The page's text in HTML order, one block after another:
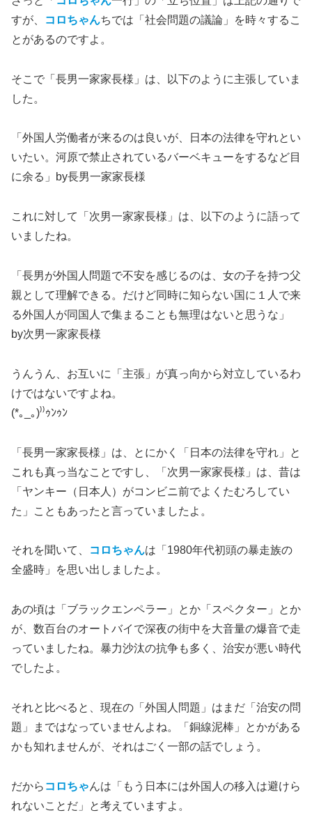
すが、
コロちゃんちでは「社会問題の議論」を時々するこ
とがあるのですよ。
そこで「長男一家家長様」は、以下のように主張していま
した。
「外国人労働者が来るのは良いが、日本の法律を守れとい
いたい。河原で禁止されているバーベキューをするなど目
に余る」by長男一家家長様
これに対して「次男一家家長様」は、以下のように語って
いましたね。
「長男が外国人問題で不安を感じるのは、女の子を持つ父
親として理解できる。だけど同時に知らない国に１人で来
る外国人が同国人で集まることも無理はないと思うな」
by次男一家家長様
うんうん、お互いに「主張」が真っ向から対立しているわ
けではないですよね。
(*｡_｡)⁾⁾ｩﾝｩﾝ
「長男一家家長様」は、とにかく「日本の法律を守れ」と
これも真っ当なことですし、「次男一家家長様」は、昔は
「ヤンキー（日本人）がコンビニ前でよくたむろしてい
た」こともあったと言っていましたよ。
それを聞いて、 コロちゃんは「1980年代初頭の暴走族の
全盛時」を思い出しましたよ。
あの頃は「ブラックエンペラー」とか「スペクター」とか
が、数百台のオートバイで深夜の街中を大音量の爆音で走
っていましたね。暴力沙汰の抗争も多く、治安が悪い時代
でしたよ。
それと比べると、現在の「外国人問題」はまだ「治安の問
題」まではなっていませんよね。「銅線泥棒」とかがある
かも知れませんが、それはごく一部の話でしょう。
だから コロちゃんは「もう日本には外国人の移入は避けら
れないことだ」と考えていますよ。